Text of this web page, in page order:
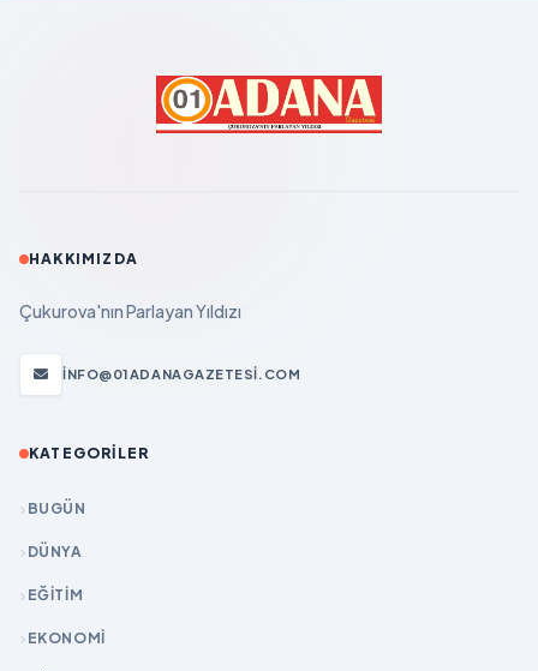
HAKKIMIZDA
Çukurova'nın Parlayan Yıldızı
INFO@01ADANAGAZETESI.COM
KATEGORILER
BUGÜN
DÜNYA
EĞİTİM
EKONOMİ